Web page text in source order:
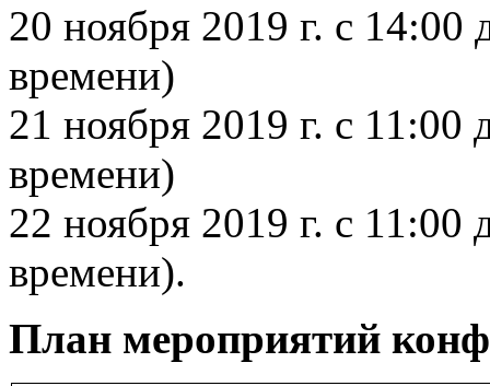
20 ноября 2019 г. с
времени)
21 ноября 2019 г. с
времени)
22 ноября 2019 г. с
времени).
План мероприятий